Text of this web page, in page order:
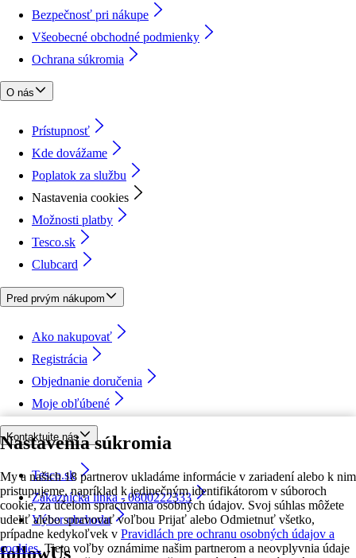
Nastavenia súkromia
My a našich 18 partnerov ukladáme informácie v zariadení alebo k nim
pristupujeme, napríklad k jedinečným identifikátorom v súboroch
cookie, za účelom spracúvania osobných údajov. Svoj súhlas môžete
udeliť alebo spravovať voľbou Prijať alebo Odmietnuť všetko,
prípadne kedykoľvek v Pravidlách pre ochranu osobných údajov a
cookies. Tieto voľby oznámime našim partnerom a neovplyvnia údaje
Bezpečnosť pri nákupe
Všeobecné obchodné podmienky
Ochrana súkromia
O nás
Prístupnosť
Kde dovážame
Poplatok za službu
Nastavenia cookies
Možnosti platby
Tesco.sk
Clubcard
Pred prvým nákupom
Ako nakupovať
Registrácia
Objednanie doručenia
Moje obľúbené
Kontaktujte nás
Tesco.sk
Zákaznícka linka - 0800222333
Výber obchodu
followUs